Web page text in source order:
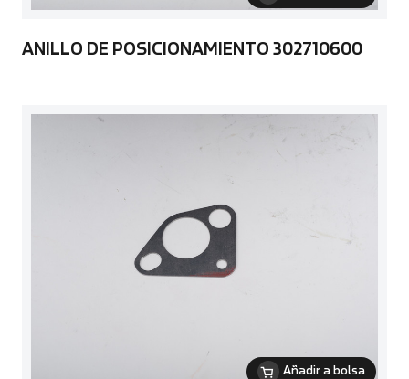
ANILLO DE POSICIONAMIENTO 302710600
Añadir a bolsa